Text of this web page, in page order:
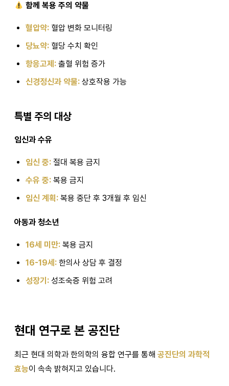
함께 복용 주의 약물
혈압약: 혈압 변화 모니터링
당뇨약: 혈당 수치 확인
항응고제: 출혈 위험 증가
신경정신과 약물: 상호작용 가능
특별 주의 대상
임신과 수유
임신 중: 절대 복용 금지
수유 중: 복용 금지
임신 계획: 복용 중단 후 3개월 후 임신
아동과 청소년
16세 미만: 복용 금지
16-19세: 한의사 상담 후 결정
성장기: 성조숙증 위험 고려
현대 연구로 본 공진단
최근 현대 의학과 한의학의 융합 연구를 통해 공진단의 과학적
효능이 속속 밝혀지고 있습니다.